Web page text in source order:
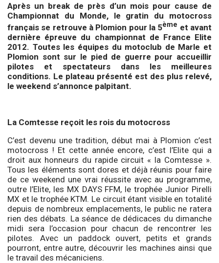
Après un break de près d’un mois pour cause de
Championnat du Monde, le gratin du motocross
français se retrouve à Plomion pour la 5ème et avant
dernière épreuve du championnat de France Elite
2012. Toutes les équipes du motoclub de Marle et
Plomion sont sur le pied de guerre pour accueillir
pilotes et spectateurs dans les meilleures
conditions. Le plateau présenté est des plus relevé,
le weekend s’annonce palpitant.
La Comtesse reçoit les rois du motocross
C’est devenu une tradition, début mai à Plomion c’est
motocross ! Et cette année encore, c’est l’Elite qui a
droit aux honneurs du rapide circuit « la Comtesse ».
Tous les éléments sont dores et déjà réunis pour faire
de ce weekend une vrai réussite avec au programme,
outre l’Elite, les MX DAYS FFM, le trophée Junior Pirelli
MX et le trophée KTM. Le circuit étant visible en totalité
depuis de nombreux emplacements, le public ne ratera
rien des débats. La séance de dédicaces du dimanche
midi sera l’occasion pour chacun de rencontrer les
pilotes. Avec un paddock ouvert, petits et grands
pourront, entre autre, découvrir les machines ainsi que
le travail des mécaniciens.